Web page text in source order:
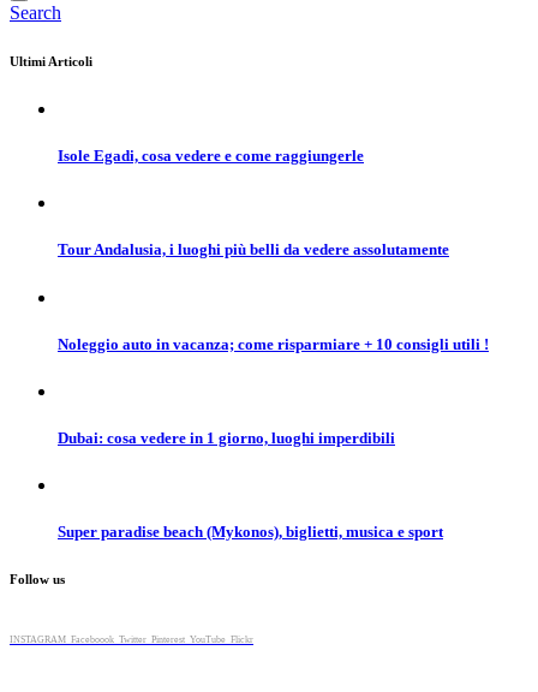
Search
Ultimi Articoli
Isole Egadi, cosa vedere e come raggiungerle
Tour Andalusia, i luoghi più belli da vedere assolutamente
Noleggio auto in vacanza; come risparmiare + 10 consigli utili !
Dubai: cosa vedere in 1 giorno, luoghi imperdibili
Super paradise beach (Mykonos), biglietti, musica e sport
Follow us
INSTAGRAM Faceboook Twitter Pinterest YouTube Flickr